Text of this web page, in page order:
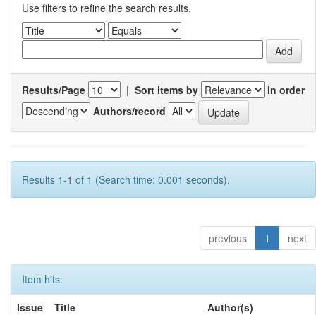
Use filters to refine the search results.
Results/Page | Sort items by
In order
Authors/record
Results 1-1 of 1 (Search time: 0.001 seconds).
previous 1 next
Item hits:
Issue
Title Author(s)